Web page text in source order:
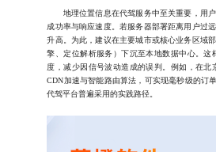
地理位置信息在代驾服务中至关重要，用户
成功率与响应速度。若服务器部署距离用户过
升高。为此，建议在主要城市或核心业务区域
擎、定位解析服务）下沉至本地数据中心。
度，减少因信号波动造成的误判。例如，在
CDN加速与智能路由算法，可实现毫秒级的订
代驾平台普遍采用的实践路径。